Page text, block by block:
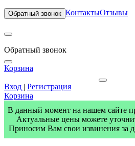
Обратный звонок КонтактыОтзывы
Обратный звонок
Корзина
Вход | Регистрация
Корзина
В данный момент на нашем сайте
Актуальные цены можете
Приносим Вам свои извинения за